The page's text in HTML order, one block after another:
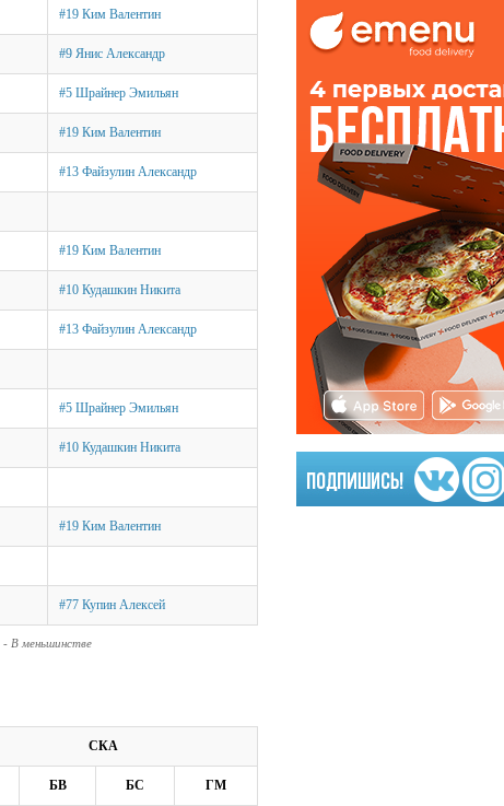
#19 Ким Валентин
#9 Янис Александр
#5 Шрайнер Эмильян
#19 Ким Валентин
#13 Файзулин Александр
#19 Ким Валентин
#10 Кудашкин Никита
#13 Файзулин Александр
#5 Шрайнер Эмильян
#10 Кудашкин Никита
#19 Ким Валентин
#77 Купин Алексей
- В меньшинстве
СКА
БВ БС ГМ